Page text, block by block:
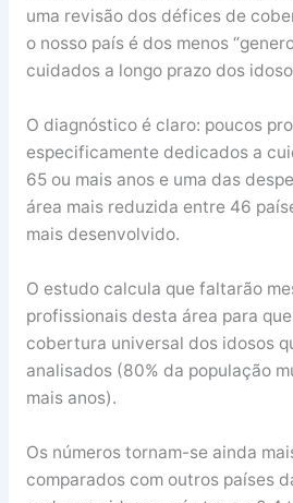
uma revisão dos défices de
o nosso país é dos menos
cuidados a longo prazo dos
O diagnóstico é claro: poucos
especificamente dedicados a
65 ou mais anos e uma das
área mais reduzida entre 46
mais desenvolvido.
O estudo calcula que faltarão
profissionais desta área para
cobertura universal dos idosos
analisados (80% da população
mais anos).
Os números tornam-se ainda
comparados com outros países